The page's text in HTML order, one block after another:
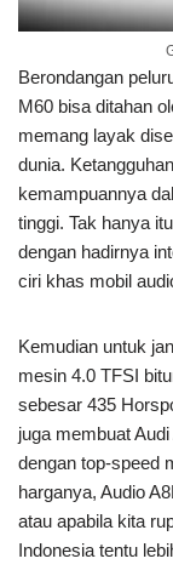
Berondangan
M60 bisa ditahan
memang layak
dunia.
kemampuannya
tinggi. Tak hanya
dengan hadirnya
ciri khas mobil
Kemudian untuk
mesin 4.0 TFSI
sebesar 435
juga membuat
dengan top-speed
harganya, Audio
atau apabila kita
Indonesia tentu